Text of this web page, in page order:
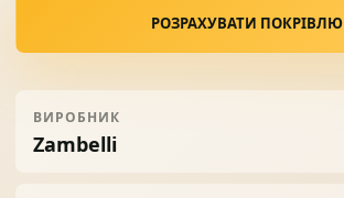
РОЗРАХУВАТИ ПОКРІВЛЮ
ВИРОБНИК
Zambelli